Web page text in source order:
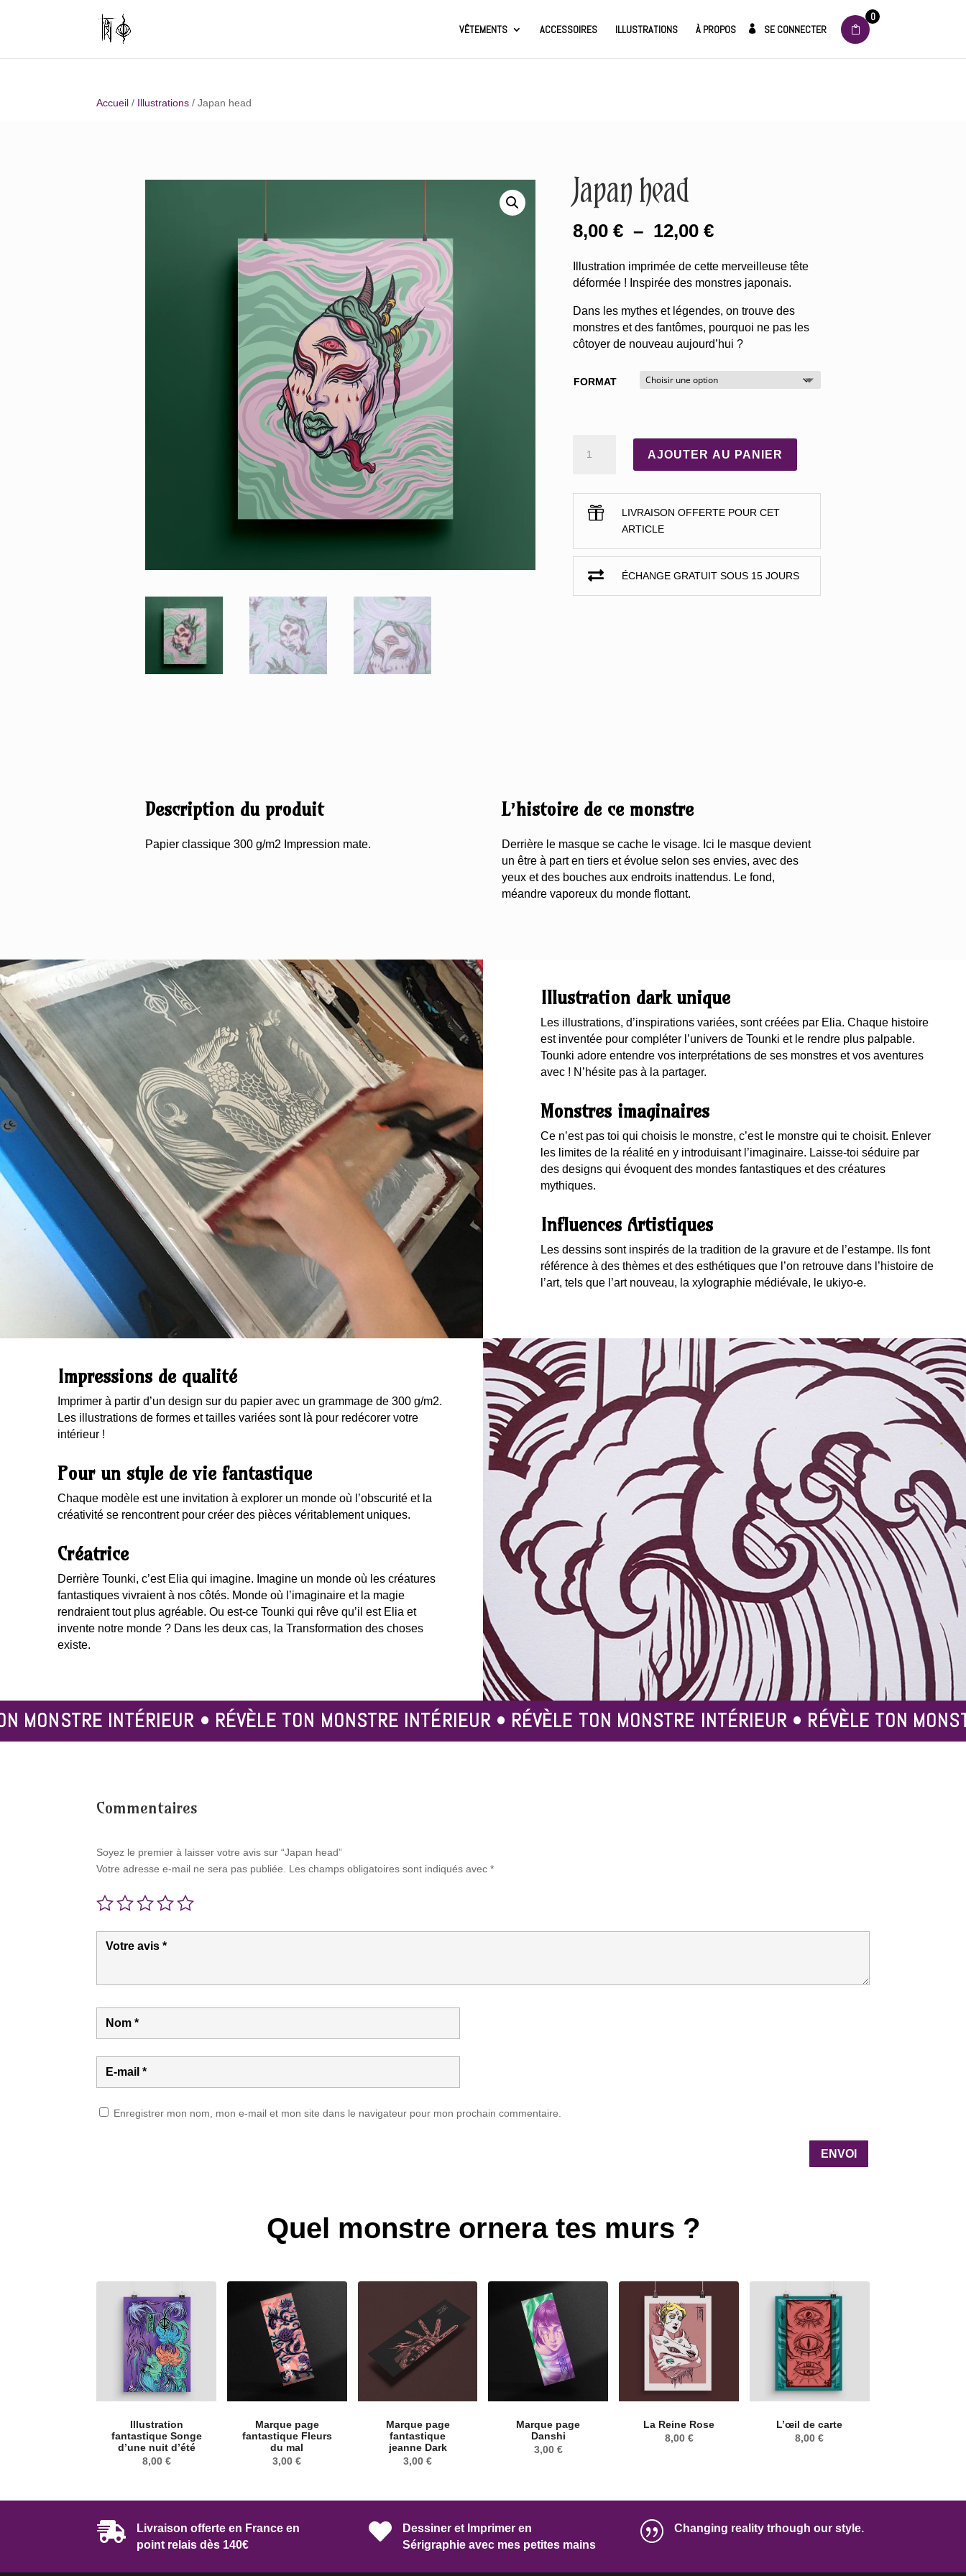
VÊTEMENTS ACCESSOIRES ILLUSTRATIONS À PROPOS SE CONNECTER
0
Accueil / Illustrations / Japan head
Japan head
8,00€ – 12,00€Plage
prix :
8,00 €
12,00 €
Illustration imprimée de cette merveilleuse tête
déformée ! Inspirée des monstres japonais.
Dans les mythes et légendes, on trouve des
monstres et des fantômes, pourquoi ne pas les
côtoyer de nouveau aujourd’hui ?
FORMAT
HEAD
AJOUTER AU PANIER

LIVRAISON OFFERTE POUR CET
ARTICLE
 ÉCHANGE GRATUIT SOUS 15 JOURS
Description du produit
Papier classique 300 g/m2 Impression mate.
L’histoire de ce monstre
Derrière le masque se cache le visage. Ici le masque devient
un être à part en tiers et évolue selon ses envies, avec des
yeux et des bouches aux endroits inattendus. Le fond,
méandre vaporeux du monde flottant.
Illustration dark unique
Les illustrations, d’inspirations variées, sont créées par Elia. Chaque histoire
est inventée pour compléter l’univers de Tounki et le rendre plus palpable.
Tounki adore entendre vos interprétations de ses monstres et vos aventures
avec ! N’hésite pas à la partager.
Monstres imaginaires
Ce n’est pas toi qui choisis le monstre, c’est le monstre qui te choisit. Enlever
les limites de la réalité en y introduisant l’imaginaire. Laisse-toi séduire par
des designs qui évoquent des mondes fantastiques et des créatures
mythiques.
Influences Artistiques
Les dessins sont inspirés de la tradition de la gravure et de l’estampe. Ils font
référence à des thèmes et des esthétiques que l’on retrouve dans l’histoire de
l’art, tels que l’art nouveau, la xylographie médiévale, le ukiyo-e.
Impressions de qualité
Imprimer à partir d’un design sur du papier avec un grammage de 300 g/m2.
Les illustrations de formes et tailles variées sont là pour redécorer votre
intérieur !
Pour un style de vie fantastique
Chaque modèle est une invitation à explorer un monde où l’obscurité et la
créativité se rencontrent pour créer des pièces véritablement uniques.
Créatrice
Derrière Tounki, c’est Elia qui imagine. Imagine un monde où les créatures
fantastiques vivraient à nos côtés. Monde où l’imaginaire et la magie
rendraient tout plus agréable. Ou est-ce Tounki qui rêve qu’il est Elia et
invente notre monde ? Dans les deux cas, la Transformation des choses
existe.
MONSTRE INTÉRIEUR • RÉVÈLE TON MONSTRE INTÉRIEUR • RÉVÈLE TON MONSTRE INTÉRIEUR • RÉVÈLE TON
Commentaires
Soyez le premier à laisser votre avis sur “Japan head”
Votre adresse e-mail ne sera pas publiée.
Les champs obligatoires sont indiqués avec*
Enregistrer mon nom, mon e-mail et mon site dans le navigateur pour mon prochain commentaire.
ENVOI
Quel monstre ornera tes murs ?
Illustration
fantastique Songe
d’une nuit d’été
8,00 €
Marque page
fantastique Fleurs
du mal
3,00€
Marque page
fantastique
jeanne Dark
3,00€
Marque page
Danshi
3,00 €
La Reine Rose
8,00 €
L’œil de carte
8,00€

Livraison offerte en France en
point relais dès 140€

Dessiner et Imprimer en
Sérigraphie avec mes petites mains
| Changing reality trhough our style.